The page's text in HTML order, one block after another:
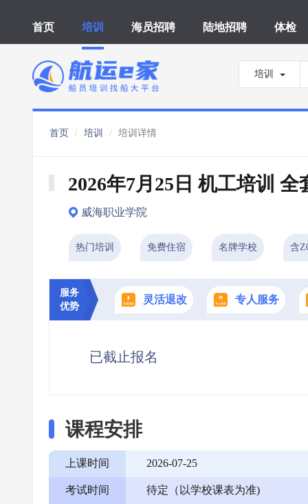
首页 培训 海员招聘 陆地招聘 体检
培训
首页 培训 培训详情
2026年7月25日 机工培训 全
威海职业学院
热门培训 免费住宿 名牌学校 含
服务
优势
灵活退改 专人服务
已截止报名
课程安排
上课时间 2026-07-25
考试时间 待定（以学校课表为准)